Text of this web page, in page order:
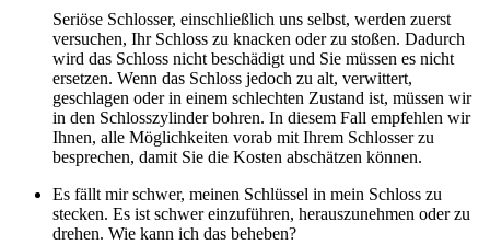
Seriöse Schlosser, einschließlich uns selbst, werden zuerst
versuchen, Ihr Schloss zu knacken oder zu stoßen. Dadurch
wird das Schloss nicht beschädigt und Sie müssen es nicht
ersetzen. Wenn das Schloss jedoch zu alt, verwittert,
geschlagen oder in einem schlechten Zustand ist, müssen wir
in den Schlosszylinder bohren. In diesem Fall empfehlen wir
Ihnen, alle Möglichkeiten vorab mit Ihrem Schlosser zu
besprechen, damit Sie die Kosten abschätzen können.
Es fällt mir schwer, meinen Schlüssel in mein Schloss zu
stecken. Es ist schwer einzuführen, herauszunehmen oder zu
drehen. Wie kann ich das beheben?